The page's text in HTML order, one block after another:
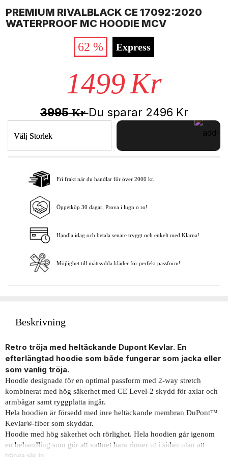
PREMIUM RIVALBLACK CE 17092:2020
WATERPROOF MC HOODIE MCV
62 % Express
1499Kr
3995KrDu sparar 2496 Kr
Välj Storlek
Lägg i varukorgen
Fri frakt när du handlar för över 2000 kr.
Öppetköp 30 dagar, Prova i lugn o ro!
Handla idag och betala senare tryggt och enkelt med Klarna!
Möjlighet till måttsydda kläder för perfekt passform!
Beskrivning
Retro tröja med heltäckande Dupont Kevlar. En
efterlängtad hoodie som både fungerar som jacka eller
som vanlig tröja.
Hoodie designade för en optimal passform med 2-way stretch
kombinerat med hög säkerhet med CE Level-2 skydd för axlar och
armbågar samt ryggplatta ingår.
Hela hoodien är försedd med inre heltäckande membran DuPont™
Kevlar®-fiber som skyddar.
Hoodie med hög säkerhet och rörlighet. ​Hela hoodien går igenom
en behandling som gör att vattnet bara rinner ut i sidan utan att
tränga sig in.